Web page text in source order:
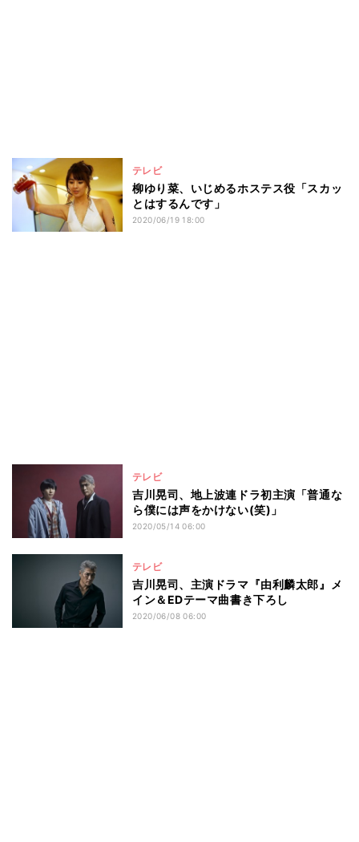
テレビ
柳ゆり菜、いじめるホステス役「スカッ
とはするんです」
2020/06/19 18:00
テレビ
吉川晃司、地上波連ドラ初主演「普通な
ら僕には声をかけない(笑)」
2020/05/14 06:00
テレビ
吉川晃司、主演ドラマ『由利麟太郎』メ
イン＆EDテーマ曲書き下ろし
2020/06/08 06:00